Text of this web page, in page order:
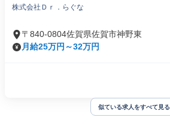
株式会社Ｄｒ．らぐな
〒840-0804佐賀県佐賀市神野東
月給25万円～32万円
似ている求人をすべて見る